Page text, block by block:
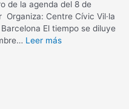
de la agenda del 8 de
Centre Cívic Vil·la
El tiempo se diluye
Leer más